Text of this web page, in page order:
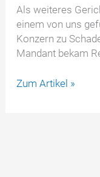
Als weiteres
einem von uns
Konzern zu
Mandant bekam
EA288:
Zum Artikel »